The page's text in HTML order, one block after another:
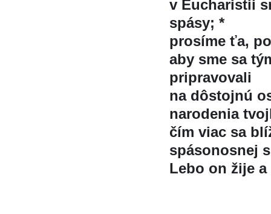
v Eucharistii
spásy; *
prosíme ťa,
aby sme sa
pripravovali
na dôstojnú
narodenia
čím viac sa
spásonosnej
Lebo on žije